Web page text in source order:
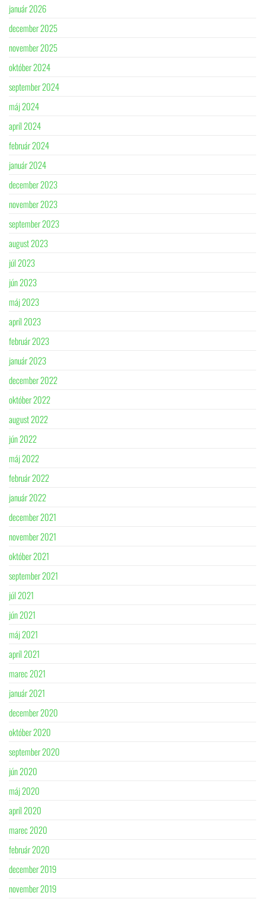
január 2026
december 2025
november 2025
október 2024
september 2024
máj 2024
apríl 2024
február 2024
január 2024
december 2023
november 2023
september 2023
august 2023
júl 2023
jún 2023
máj 2023
apríl 2023
február 2023
január 2023
december 2022
október 2022
august 2022
jún 2022
máj 2022
február 2022
január 2022
december 2021
november 2021
október 2021
september 2021
júl 2021
jún 2021
máj 2021
apríl 2021
marec 2021
január 2021
december 2020
október 2020
september 2020
jún 2020
máj 2020
apríl 2020
marec 2020
február 2020
december 2019
november 2019